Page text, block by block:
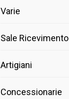
Varie
Sale Ricevimento
Artigiani
Concessionarie